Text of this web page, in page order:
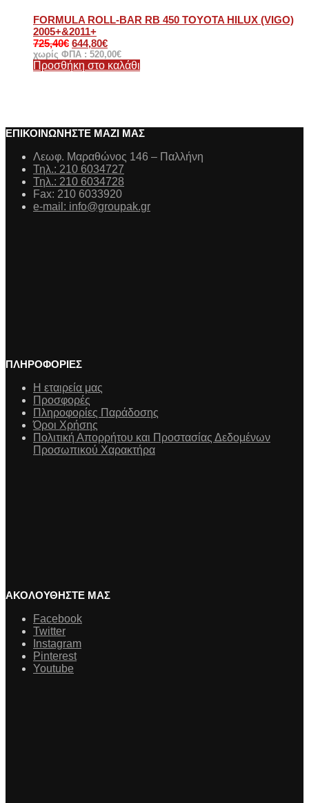
FORMULA ROLL-BAR RB 450 TOYOTA HILUX (VIGO)
2005+&2011+
725,40€ 644,80€
χωρίς ΦΠΑ : 520,00€
Προσθήκη στο καλάθι
ΕΠΙΚΟΙΝΩΝΗΣΤΕ ΜΑΖΙ ΜΑΣ
Λεωφ. Μαραθώνος 146 – Παλλήνη
Τηλ.: 210 6034727
Τηλ.: 210 6034728
Fax: 210 6033920
e-mail: info@groupak.gr
ΠΛΗΡΟΦΟΡΙΕΣ
Η εταιρεία μας
Προσφορές
Πληροφορίες Παράδοσης
Όροι Χρήσης
Πολιτική Απορρήτου και Προστασίας Δεδομένων
Προσωπικού Χαρακτήρα
ΑΚΟΛΟΥΘΗΣΤΕ ΜΑΣ
Facebook
Twitter
Instagram
Pinterest
Youtube